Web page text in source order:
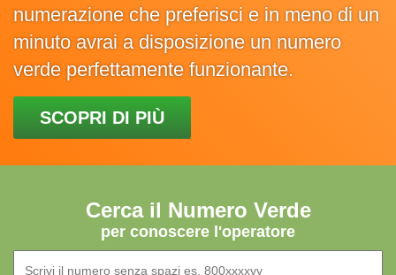
numerazione che preferisci e in meno di un
minuto avrai a disposizione un numero
verde perfettamente funzionante.
SCOPRI DI PIÙ
Cerca il Numero Verde
per conoscere l'operatore